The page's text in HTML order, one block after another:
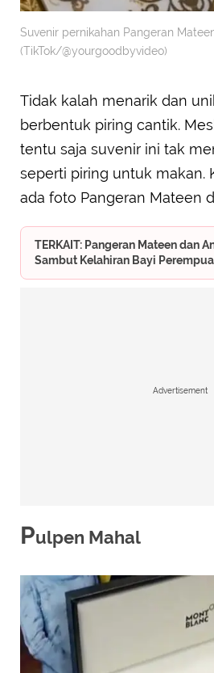
Suvenir pernikahan Pangeran
(TikTok/@yourgoodbyvideo)
Tidak kalah menarik dan
berbentuk piring cantik.
tentu saja suvenir ini tak
seperti piring untuk makan.
ada foto Pangeran Mateen
TERKAIT: Pangeran Mateen dan
Sambut Kelahiran Bayi
Advertisement
Pulpen Mahal